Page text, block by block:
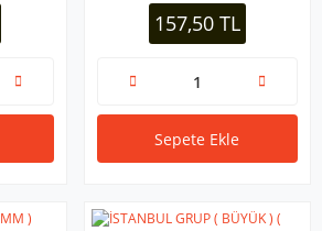
157,50 TL
Sepete Ekle